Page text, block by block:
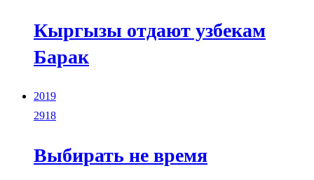
Кыргызы отдают узбекам
Барак
2019
2918
Выбирать не время